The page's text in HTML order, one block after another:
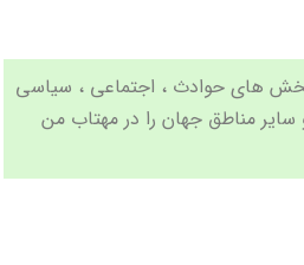
ترین رویدادهای ۲۴ ساعته در بخش های حوادث ، اجتماعی ، سیاسی
سایر مناطق جهان را در مهتاب من